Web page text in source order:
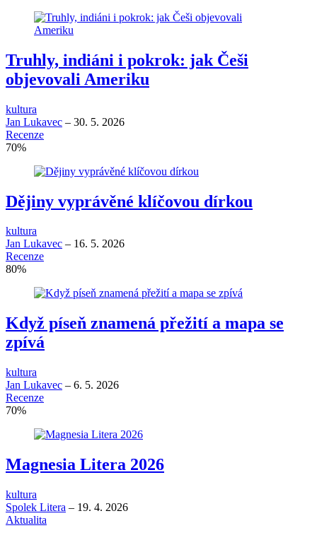
Truhly, indiáni i pokrok: jak Češi
objevovali Ameriku
kultura
Jan Lukavec – 30. 5. 2026
Recenze
70%
Dějiny vyprávěné klíčovou dírkou
kultura
Jan Lukavec – 16. 5. 2026
Recenze
80%
Když píseň znamená přežití a mapa se
zpívá
kultura
Jan Lukavec – 6. 5. 2026
Recenze
70%
Magnesia Litera 2026
kultura
Spolek Litera – 19. 4. 2026
Aktualita